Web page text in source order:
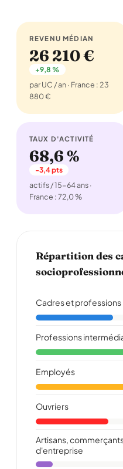
REVENU MÉDIAN
26 210 €
+9,8 %
par UC / an · France : 23
880 €
TAUX D'ACTIVITÉ
68,6 %
-3,4 pts
actifs / 15-64 ans ·
France : 72,0 %
Répartition des
Cadres et
Professions
Employés
Ouvriers
Artisans,
d'entreprise